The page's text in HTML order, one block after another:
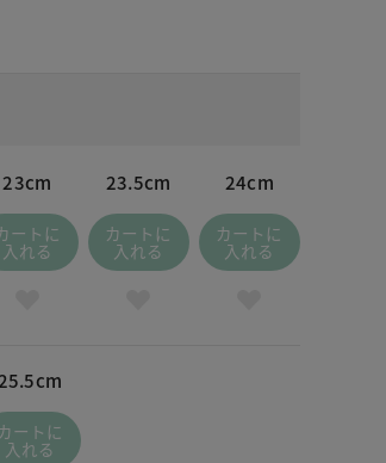
23cm
ートに
入れる
23.5cm
カートに
入れる
24cm
カートに
入れる
カートに
入れる